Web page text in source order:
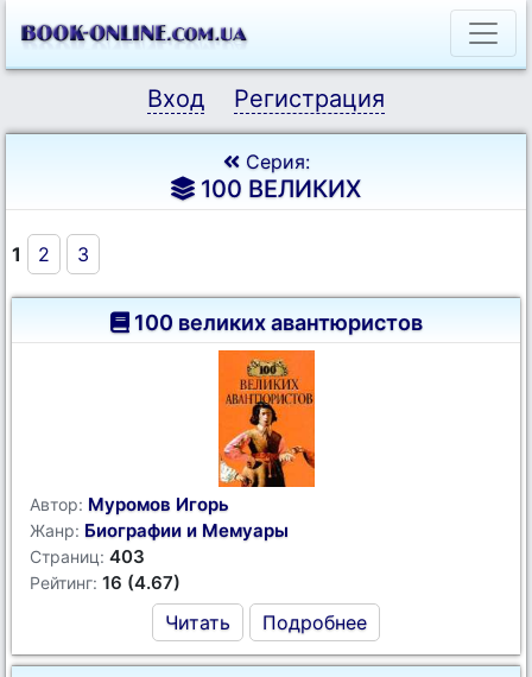
Вход Регистрация
Серия:
100 ВЕЛИКИХ
1 2 3
100 великих авантюристов
Автор: Муромов Игорь
Жанр: Биографии и Мемуары
Страниц: 403
Рейтинг: 16 (4.67)
Читать Подробнее